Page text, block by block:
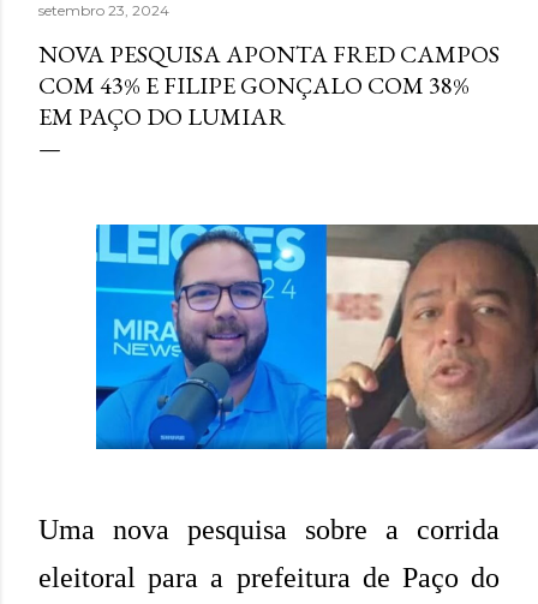
setembro 23, 2024
NOVA PESQUISA APONTA FRED CAMPOS
COM 43% E FILIPE GONÇALO COM 38%
EM PAÇO DO LUMIAR
Uma nova pesquisa sobre a corrida
eleitoral para a prefeitura de Paço do